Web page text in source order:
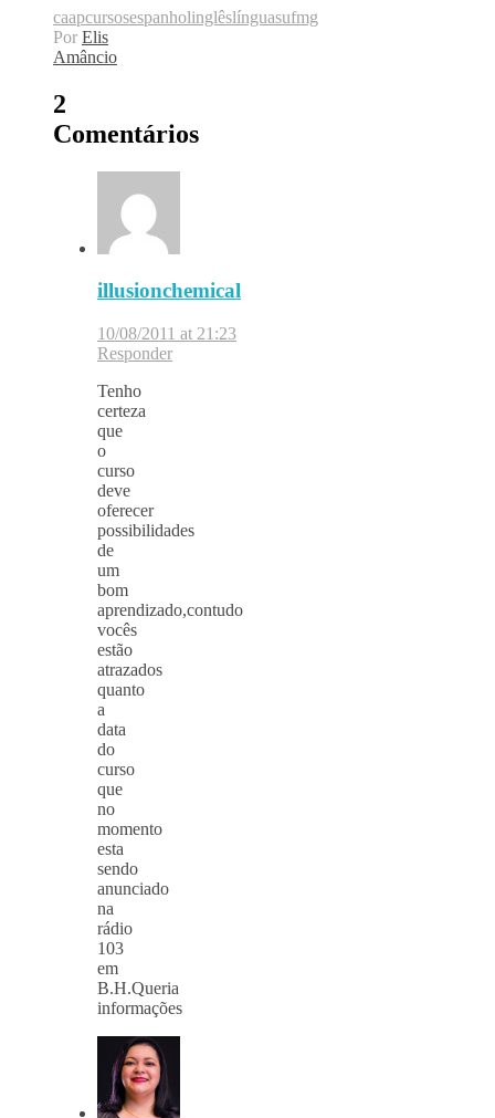
caapcursosespanholinglêslínguasufmg
Por Elis
Amâncio
2
Comentários
illusionchemical
10/08/2011 at 21:23
Responder
Tenho
certeza
que
o
curso
deve
oferecer
possibilidades
de
um
bom
aprendizado,contudo
vocês
estão
atrazados
quanto
a
data
do
curso
que
no
momento
esta
sendo
anunciado
na
rádio
103
em
B.H.Queria
informações